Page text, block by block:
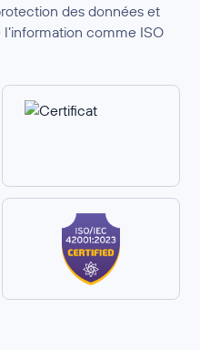
des données et
comme ISO